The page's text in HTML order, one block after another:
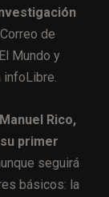
de
Mundo y
infoLibre.
Manuel Rico,
primer
seguirá
básicos: la